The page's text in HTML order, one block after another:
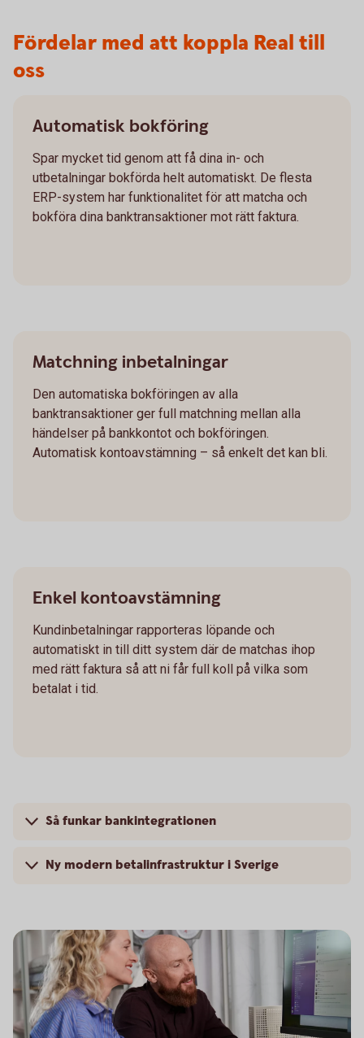
Fördelar med att koppla Real till
oss
Automatisk bokföring
Spar mycket tid genom att få dina in- och
utbetalningar bokförda helt automatiskt. De flesta
ERP-system har funktionalitet för att matcha och
bokföra dina banktransaktioner mot rätt faktura.
Matchning inbetalningar
Den automatiska bokföringen av alla
banktransaktioner ger full matchning mellan alla
händelser på bankkontot och bokföringen.
Automatisk kontoavstämning – så enkelt det kan bli.
Enkel kontoavstämning
Kundinbetalningar rapporteras löpande och
automatiskt in till ditt system där de matchas ihop
med rätt faktura så att ni får full koll på vilka som
betalat i tid.
Så funkar bankintegrationen
Ny modern betalinfrastruktur i Sverige